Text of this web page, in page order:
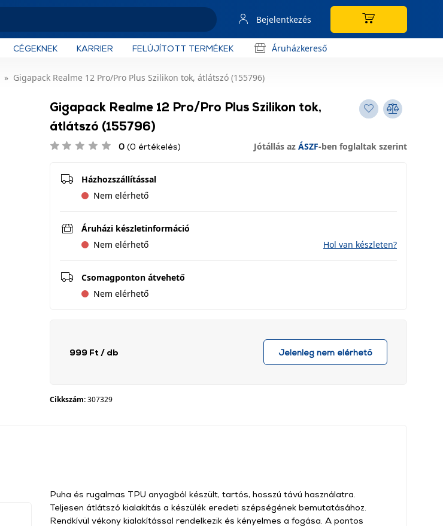
Bejelentkezés
CÉGEKNEK KARRIER FELÚJÍTOTT TERMÉKEK Áruházkereső
Gigapack Realme 12 Pro/Pro Plus Szilikon tok, átlátszó (155796)
Gigapack Realme 12 Pro/Pro Plus Szilikon tok,
átlátszó (155796)
0 (0 értékelés) Jótállás az ÁSZF-ben foglaltak szerint
Házhozszállítással
Nem elérhető
Áruházi készletinformáció
Nem elérhető
Hol van készleten?
Csomagponton átvehető
Nem elérhető
999 Ft / db Jelenleg nem elérhető
Cikkszám:307329
Puha és rugalmas TPU anyagból készült, tartós, hosszú távú használatra.
Teljesen átlátszó kialakítás a készülék eredeti szépségének bemutatásához.
Rendkívül vékony kialakítással rendelkezik és kényelmes a fogása. A pontos